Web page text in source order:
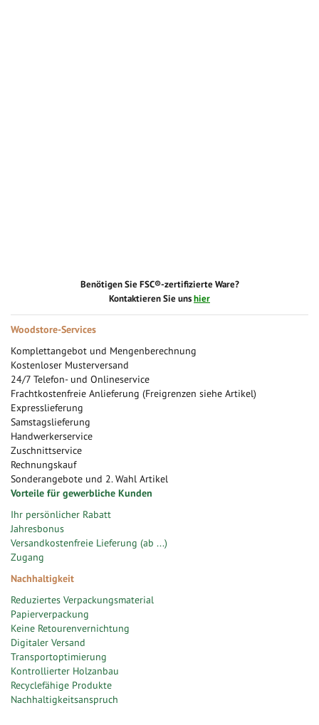
Benötigen Sie FSC®-zertifizierte Ware?
Kontaktieren Sie unshier
Woodstore-Services
Komplettangebot und Mengenberechnung
Kostenloser Musterversand
24/7 Telefon- und Onlineservice
Frachtkostenfreie Anlieferung (Freigrenzen siehe Artikel)
Expresslieferung
Samstagslieferung
Handwerkerservice
Zuschnittservice
Rechnungskauf
Sonderangebote und 2. Wahl Artikel
Vorteile für gewerbliche Kunden
Ihr persönlicher Rabatt
Jahresbonus
Versandkostenfreie Lieferung (ab ...)
Zugang
Nachhaltigkeit
Reduziertes Verpackungsmaterial
Papierverpackung
Keine Retourenvernichtung
Digitaler Versand
Transportoptimierung
Kontrollierter Holzanbau
Recyclefähige Produkte
Nachhaltigkeitsanspruch